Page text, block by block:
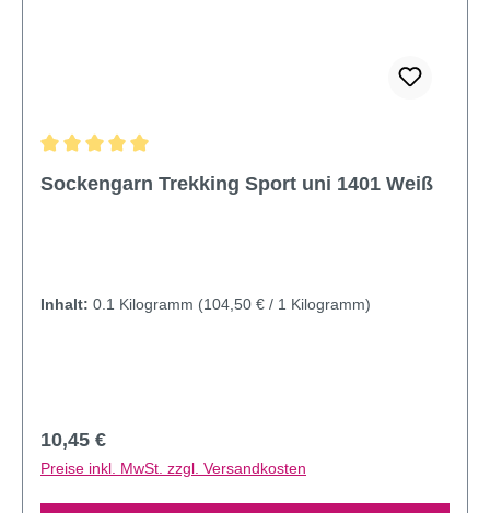
Sockengarn Trekking Sport uni 1401 Weiß
Inhalt: 0.1 Kilogramm (104,50 € / 1 Kilogramm)
Regulärer Preis:
10,45 €
Preise inkl. MwSt. zzgl. Versandkosten